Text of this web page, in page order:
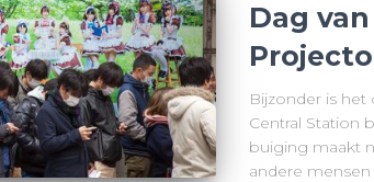
Dag
Bijzonder is het
Central Station
buiging maakt
andere